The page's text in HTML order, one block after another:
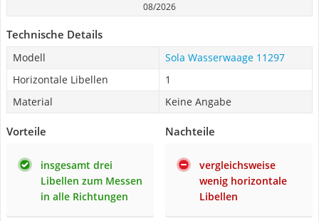
08/2026
Technische Details
Modell
Sola Wasserwaage 11297
Horizontale Libellen
1
Material
Keine Angabe
Vorteile
insgesamt drei
Libellen zum Messen
in alle Richtungen
Nachteile
vergleichsweise
wenig horizontale
Libellen